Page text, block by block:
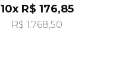
10x R$ 176,85
R$ 1.768,50